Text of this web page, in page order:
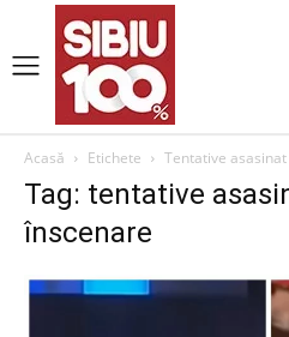
Acasă Etichete Tentative
Tag: tentative
înscenare